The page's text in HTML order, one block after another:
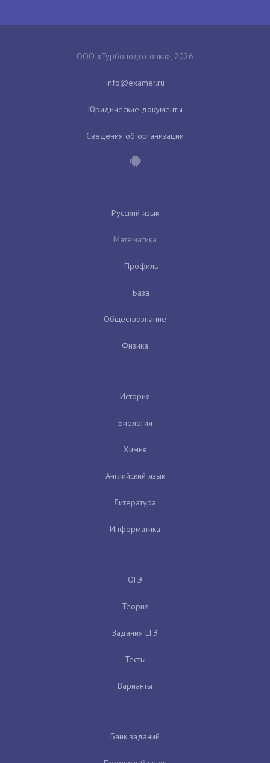
ООО «Турбоподготовка», 2026
Юридические документы
Сведения об организации
Русский язык
Математика
Профиль
База
Обществознание
Физика
История
Биология
Химия
Английский язык
Литература
Информатика
ОГЭ
Теория
Задания ЕГЭ
Тесты
Варианты
Банк заданий